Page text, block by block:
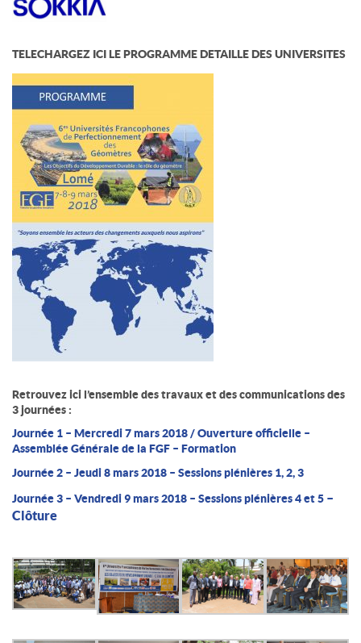
TELECHARGEZ ICI LE PROGRAMME DETAILLE DES UNIVERSITES
Retrouvez ici l’ensemble des travaux et des communications des
3 journées :
Journée 1 – Mercredi 7 mars 2018 /Ouverture officielle –
Assemblée Générale de la FGF – Formation
Journée 2 – Jeudi 8 mars 2018 – Sessions plénières 1, 2, 3
Journée 3 – Vendredi 9 mars 2018 – Sessions plénières 4 et 5 –
Clôture